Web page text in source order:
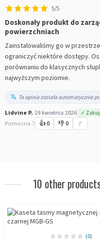
5/5
Doskonały produkt do
powierzchniach
Zainstalowaliśmy go w
ograniczyć niektóre dostępy.
porównaniu do klasycznych
najwyższym poziomie.
Ta opinia została automatycznie
Lidvine P.·19 kwietnia 2026 ✓
Pomocna ? 👍 0 👎 0 🚩
10 other
(0)